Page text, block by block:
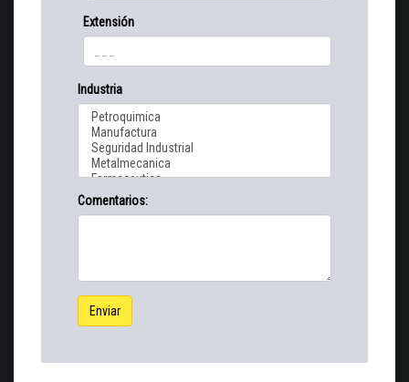
Extensión
Industria
Comentarios:
Enviar